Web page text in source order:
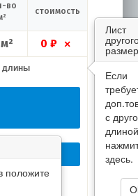
во
стоимость
0 ₽ ×
длины
положите
Лист
Если
с
длиной
здесь.